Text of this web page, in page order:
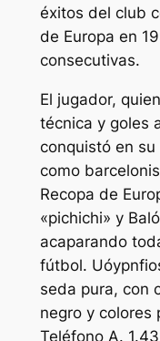
éxitos del club
de Europa en
consecutivas.
El jugador,
técnica y goles
conquistó en
como
Recopa de
«pichichi» y
acaparando
fútbol.
seda pura, con
negro y colores
Teléfono A.